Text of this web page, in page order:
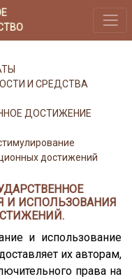
И СРЕДСТВА
ДОСТИЖЕНИЕ
достижений
И ИСПОЛЬЗОВАНИЯ
и использование
их авторам,
права на